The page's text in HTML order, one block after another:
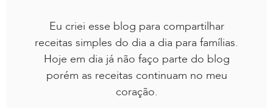
Eu criei esse blog para compartilhar
receitas simples do dia a dia para famílias.
Hoje em dia já não faço parte do blog
porém as receitas continuam no meu
coração.